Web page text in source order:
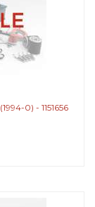
0) - 1151656